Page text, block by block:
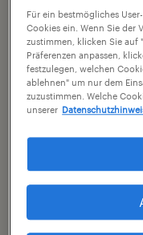
Für ein bestmögliches
Cookies ein. Wenn Sie der
zustimmen, klicken Sie auf
Präferenzen anpassen,
festzulegen, welchen
ablehnen" um nur dem
zuzustimmen. Welche
unserer